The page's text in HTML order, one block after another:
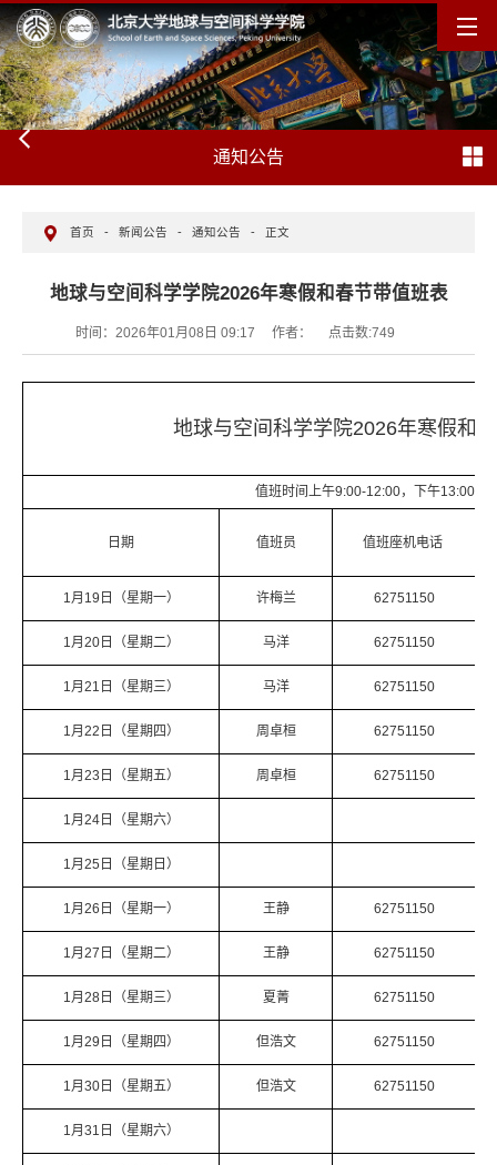
通知公告
首页 - 新闻公告 - 通知公告 - 正文
地球与空间科学学院2026年寒假和春节带值班表
时间：2026年01月08日 09:17 作者： 点击数:749
地球与空间科学学院2026年寒假和
值班时间上午9:00-12:00，下午13:00-
日期 值班员 值班座机电话
1月19日（星期一） 许梅兰 62751150
1月20日（星期二） 马洋 62751150
1月21日（星期三） 马洋 62751150
1月22日（星期四） 周卓桓 62751150
1月23日（星期五） 周卓桓 62751150
1月24日（星期六）
1月25日（星期日）
1月26日（星期一） 王静 62751150
1月27日（星期二） 王静 62751150
1月28日（星期三） 夏菁 62751150
1月29日（星期四） 但浩文 62751150
1月30日（星期五） 但浩文 62751150
1月31日（星期六）